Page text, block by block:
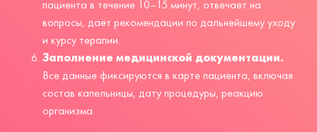
пациента в течение 10–15 минут, отвечает на
вопросы, даёт рекомендации по дальнейшему уходу
и курсу терапии.
Заполнение медицинской документации.
Все данные фиксируются в карте пациента, включая
состав капельницы, дату процедуры, реакцию
организма.